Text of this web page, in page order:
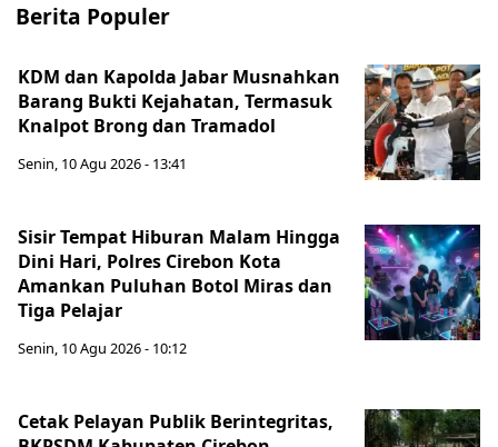
Berita Populer
KDM dan Kapolda Jabar Musnahkan
Barang Bukti Kejahatan, Termasuk
Knalpot Brong dan Tramadol
Senin, 10 Agu 2026 - 13:41
Sisir Tempat Hiburan Malam Hingga
Dini Hari, Polres Cirebon Kota
Amankan Puluhan Botol Miras dan
Tiga Pelajar
Senin, 10 Agu 2026 - 10:12
Cetak Pelayan Publik Berintegritas,